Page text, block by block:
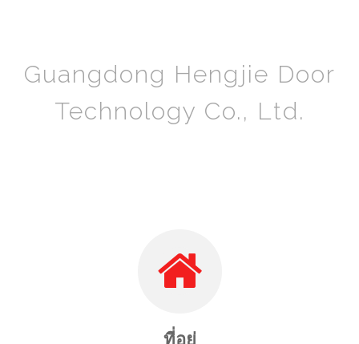
Guangdong Hengjie Door
Technology Co., Ltd.
ที่อยู่